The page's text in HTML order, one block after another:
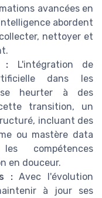
avancées en
abordent
nettoyer et
: L'intégration de
dans les
heurter à des
transition, un
incluant des
ou mastère data
compétences
en douceur.
:Avec l'évolution
à jour ses